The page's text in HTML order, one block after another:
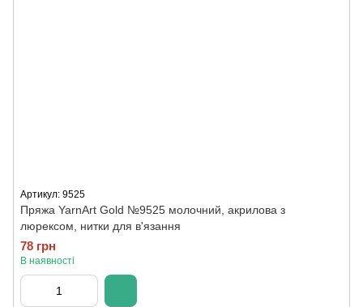
Артикул: 9525
Пряжа YarnArt Gold №9525 молочний, акрилова з
люрексом, нитки для в'язання
78 грн
В наявності